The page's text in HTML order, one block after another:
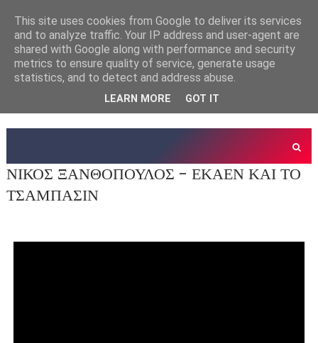
ΝΙΚΟΣ ΞΑΝΘΟΠΟΥΛΟΣ - ΕΚΑΕΝ ΚΑΙ ΤΟ
ΤΣΑΜΠΑΣΙΝ
This site uses cookies from Google to deliver its services
and to analyze traffic. Your IP address and user-agent are
shared with Google along with performance and security
metrics to ensure quality of service, generate usage
statistics, and to detect and address abuse.
LEARN MORE GOT IT